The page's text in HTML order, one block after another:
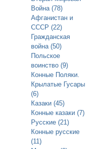
Война (78)
Афганистан и
СССР (22)
Гражданская
война (50)
Польское
воинство (9)
Конные Поляки.
Крылатые Гусары
(6)
Казаки (45)
Конные казаки (7)
Русские (21)
Конные русские
(11)